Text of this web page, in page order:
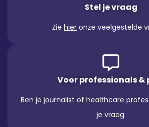
Stel je vraag
Zie hier onze veelgestelde
Voor professionals &
Ben je journalist of healthcare
je vraag.